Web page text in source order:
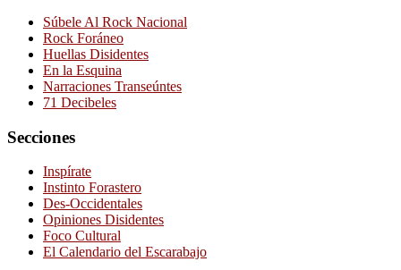
Súbele Al Rock Nacional
Rock Foráneo
Huellas Disidentes
En la Esquina
Narraciones Transeúntes
71 Decibeles
Secciones
Inspírate
Instinto Forastero
Des-Occidentales
Opiniones Disidentes
Foco Cultural
El Calendario del Escarabajo